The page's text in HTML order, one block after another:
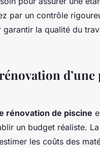
par un contrôle
garantir la qualité du
rénovation de piscine
un budget réaliste.
les coûts des